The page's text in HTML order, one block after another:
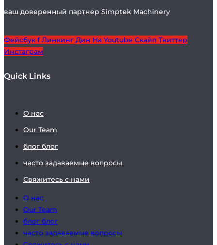
ваш доверенный партнер Simptek Machinery
Фейсбук f Линкинг Дин На Youtube Скайп Твиттер
Инстаграм
Quick Links
О нас
Our Team
блог блог
часто задаваемые вопросы
Свяжитесь с нами
О нас
Our Team
блог блог
часто задаваемые вопросы